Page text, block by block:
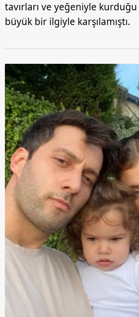
tavırları ve yeğeniyle kurduğu
büyük bir ilgiyle karşılamıştı.